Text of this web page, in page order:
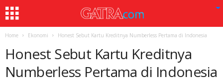
Home Ekonomi Honest Sebut Kartu Kreditnya Numberless Pertama di Indonesia
Honest Sebut Kartu Kreditnya
Numberless Pertama di Indonesia